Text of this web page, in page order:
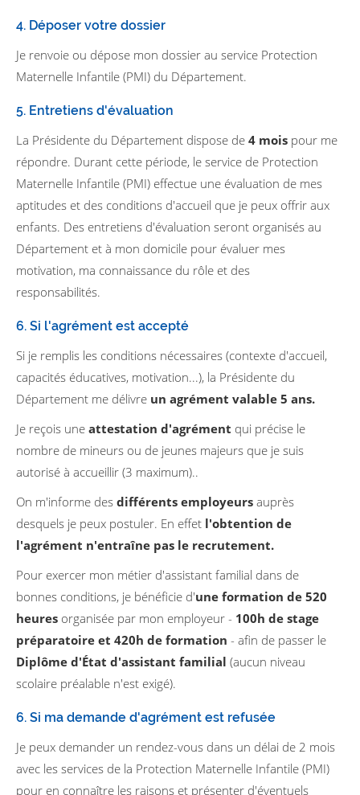
4. Déposer votre dossier
Je renvoie ou dépose mon dossier au service Protection
Maternelle Infantile (PMI) du Département.
5. Entretiens d'évaluation
La Présidente du Département dispose de 4 mois pour me
répondre. Durant cette période, le service de Protection
Maternelle Infantile (PMI) effectue une évaluation de mes
aptitudes et des conditions d'accueil que je peux offrir aux
enfants. Des entretiens d'évaluation seront organisés au
Département et à mon domicile pour évaluer mes
motivation, ma connaissance du rôle et des
responsabilités.
6. Si l'agrément est accepté
Si je remplis les conditions nécessaires (contexte d'accueil,
capacités éducatives, motivation...), la Présidente du
Département me délivre un agrément valable 5 ans.
Je reçois une attestation d'agrément qui précise le
nombre de mineurs ou de jeunes majeurs que je suis
autorisé à accueillir (3 maximum)..
On m'informe des différents employeurs auprès
desquels je peux postuler. En effet l'obtention de
l'agrément n'entraîne pas le recrutement.
Pour exercer mon métier d'assistant familial dans de
bonnes conditions, je bénéficie d'une formation de 520
heures organisée par mon employeur - 100h de stage
préparatoire et 420h de formation - afin de passer le
Diplôme d'État d'assistant familial (aucun niveau
scolaire préalable n'est exigé).
6. Si ma demande d'agrément est refusée
Je peux demander un rendez-vous dans un délai de 2 mois
avec les services de la Protection Maternelle Infantile (PMI)
pour en connaître les raisons et présenter d'éventuels